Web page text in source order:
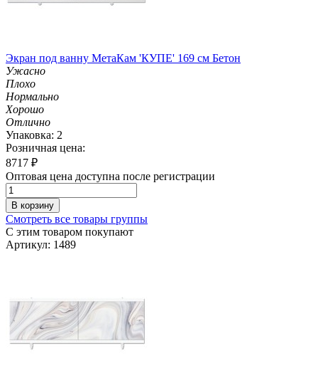
Экран под ванну МетаКам 'КУПЕ' 169 см Бетон
Ужасно
Плохо
Нормально
Хорошо
Отлично
Упаковка: 2
Розничная цена:
8717 ₽
Оптовая цена доступна после регистрации
В корзину
Смотреть все товары группы
С этим товаром покупают
Артикул: 1489